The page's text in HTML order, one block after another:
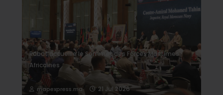
Rabat accueille le Sommet des Forces Maritimes
Africaines
mapexpress.ma 21 Jul 2026